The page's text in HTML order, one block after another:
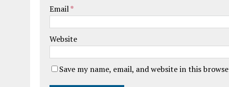
Email*
Website
Save my name, email, and website in this